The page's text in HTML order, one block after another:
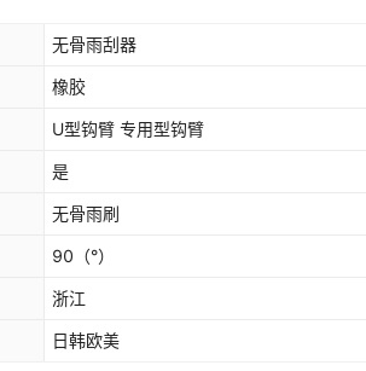
无骨雨刮器
橡胶
U型钩臂 专用型钩臂
是
无骨雨刷
90 （°）
浙江
日韩欧美